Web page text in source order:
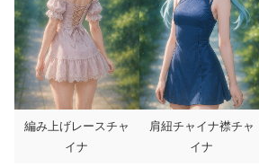
編み上げレースチャ
イナ
肩紐チャイナ襟チャ
イナ